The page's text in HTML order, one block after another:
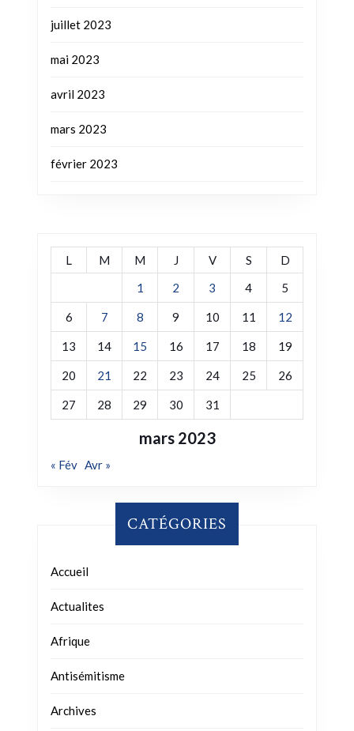
juillet 2023
mai 2023
avril 2023
mars 2023
février 2023
mars 2023
L M M J V S
D
1
2 3 4 5
6 7 8 9 10 11 12
13 14 15 16 17 18 19
20 21 22 23 24 25 26
27 28 29 30 31
« Fév Avr »
CATÉGORIES
Accueil
Actualites
Afrique
Antisémitisme
Archives